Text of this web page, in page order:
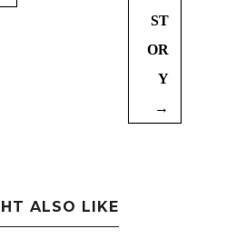
ST
OR
Y
→
ALSO LIKE